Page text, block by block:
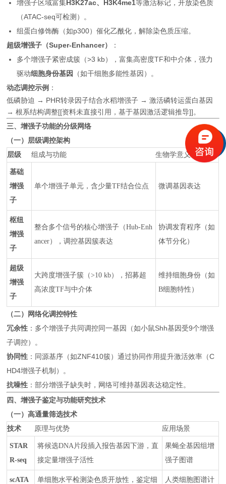
增强子区域富集H3K27ac、H3K4me1等激活标记，开放染色质
（ATAC-seq可检测）。
组蛋白修饰酶（如p300）催化乙酰化，解除染色质压缩。
超级增强子（Super-Enhancer）
：
多个增强子紧密成簇（>3 kb），富集高密度TF和中介体，强力
驱动细胞身份基因
（如干细胞多能性基因）。
动态调控示例 ：
低磷胁迫 → PHR转录因子结合水稻增强子 → 激活磷转运蛋白基因
→ 根系结构调整[[资料未直接引用，基于基因激活逻辑推导]]。
三、增强子功能的分级网络
（一）层级调控架构
层级 组成与功能 生物学意义
基础
增强
子
单个增强子单元，含少量TF结合位点 微调基因表达
枢纽
增强
子
整合多个信号的核心增强子（Hub-Enh
ancer），调控基因簇表达
协调发育程序（如
体节分化）
超级
增强
子
大跨度增强子簇（>10 kb），招募超
高浓度TF与中介体
维持细胞身份（如
B细胞特性）
（二）网络化调控特性
冗余性 ：多个增强子共同调控同一基因（如小鼠Shh基因受9个增强
子调控）。
协同性 ：同源基序（如ZNF410簇）通过协同作用提升激活效率（C
HD4增强子机制）。
抗噪性 ：部分增强子缺失时，网络可维持基因表达稳定性。
四、增强子鉴定与功能研究技术
（一）高通量筛选技术
技术 原理与优势 应用场景
STAR
R-seq
将候选DNA片段插入报告基因下游，直
接定量增强子活性
果蝇全基因组增
强子图谱
scATA
单细胞水平检测染色质开放性，鉴定细
人类细胞图谱计